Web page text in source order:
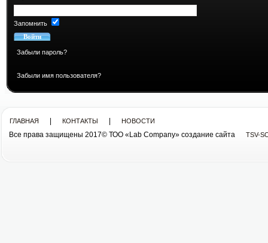
Запомнить
Забыли пароль?
Забыли имя пользователя?
ГЛАВНАЯ КОНТАКТЫ НОВОСТИ
Все права защищены 2017© ТОО «Lab Company» cоздание сайта TSV-